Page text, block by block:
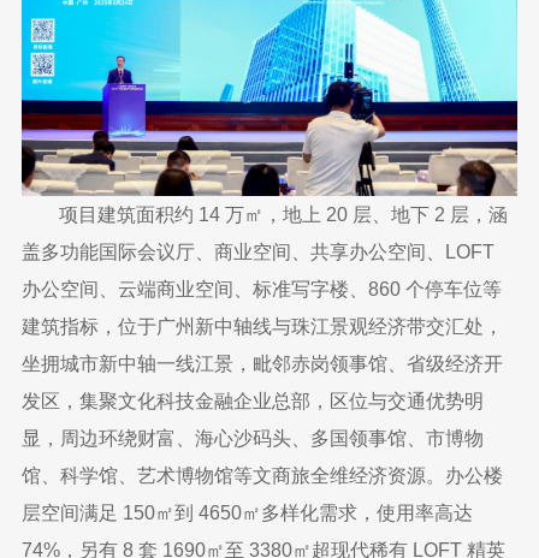
项目建筑面积约 14 万㎡，地上 20 层、地下 2 层，涵
盖多功能国际会议厅、商业空间、共享办公空间、LOFT
办公空间、云端商业空间、标准写字楼、860 个停车位等
建筑指标，位于广州新中轴线与珠江景观经济带交汇处，
坐拥城市新中轴一线江景，毗邻赤岗领事馆、省级经济开
发区，集聚文化科技金融企业总部，区位与交通优势明
显，周边环绕财富、海心沙码头、多国领事馆、市博物
馆、科学馆、艺术博物馆等文商旅全维经济资源。办公楼
层空间满足 150㎡到 4650㎡多样化需求，使用率高达
74%，另有 8 套 1690㎡至 3380㎡超现代稀有 LOFT 精英